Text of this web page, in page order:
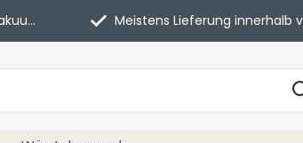
Meistens Lieferung innerhalb von 3 Tagen